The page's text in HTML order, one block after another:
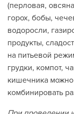
(перловая,
горох, бобы,
водоросли,
продукты,
на питьевой
грудки, компот,
кишечника можно
комбинировать